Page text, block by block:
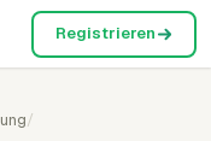
Registrieren
/